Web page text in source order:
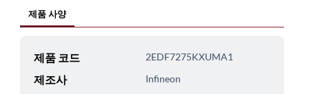
제품 사양
제품 코드 2EDF7275KXUMA1
제조사 Infineon